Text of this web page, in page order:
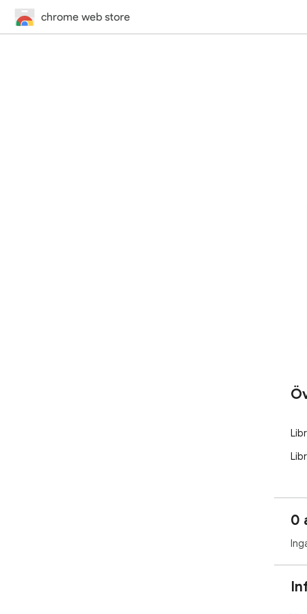
chrome web store
0